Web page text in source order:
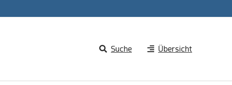
Suche Übersicht